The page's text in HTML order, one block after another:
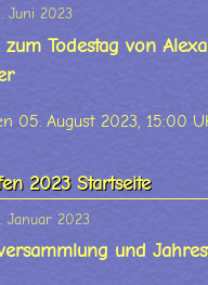
Juni 2023
zum Todestag von
05. August 2023, 15:00
2023 Startseite
Januar 2023
und